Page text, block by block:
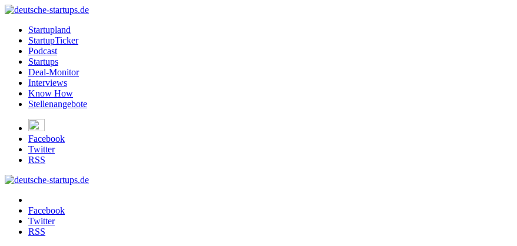
Startupland
StartupTicker
Podcast
Startups
Deal-Monitor
Interviews
Know How
Stellenangebote
Facebook
Twitter
RSS
Facebook
Twitter
RSS